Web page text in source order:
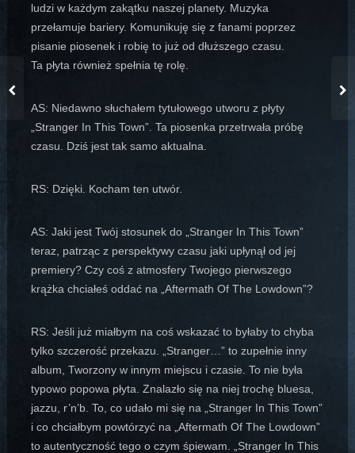
ludzi w każdym zakątku naszej planety. Muzyka
przełamuje bariery. Komunikuję się z fanami poprzez
pisanie piosenek i robię to już od dłuższego czasu.
Ta płyta również spełnia tę rolę.
AS: Niedawno słuchałem tytułowego utworu z płyty
„Stranger In This Town”. Ta piosenka przetrwała próbę
czasu. Dziś jest tak samo aktualna.
RS: Dzięki. Kocham ten utwór.
AS: Jaki jest Twój stosunek do „Stranger In This Town”
teraz, patrząc z perspektywy czasu jaki upłynął od jej
premiery? Czy coś z atmosfery Twojego pierwszego
krążka chciałeś oddać na „Aftermath Of The Lowdown”?
RS: Jeśli już miałbym na coś wskazać to byłaby to chyba
tylko szczerość przekazu. „Stranger…” to zupełnie inny
album, Tworzony w innym miejscu i czasie. To nie była
typowo popowa płyta. Znalazło się na niej trochę bluesa,
jazzu, r’n’b. To, co udało mi się na „Stranger In This Town”
i co chciałbym powtórzyć na „Aftermath Of The Lowdown”
to autentyczność tego o czym śpiewam. „Stranger In This